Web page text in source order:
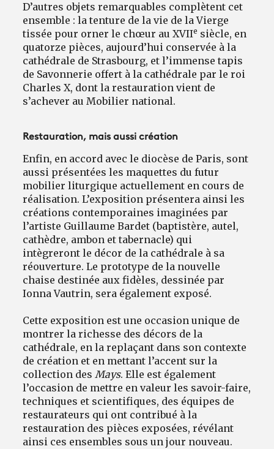
D’autres objets remarquables complètent cet
ensemble : la tenture de la vie de la Vierge
tissée pour orner le chœur au XVIIe siècle, en
quatorze pièces, aujourd’hui conservée à la
cathédrale de Strasbourg, et l’immense tapis
de Savonnerie offert à la cathédrale par le roi
Charles X, dont la restauration vient de
s’achever au Mobilier national.
Restauration, mais aussi création
Enfin, en accord avec le diocèse de Paris, sont
aussi présentées les maquettes du futur
mobilier liturgique actuellement en cours de
réalisation. L’exposition présentera ainsi les
créations contemporaines imaginées par
l’artiste Guillaume Bardet (baptistère, autel,
cathèdre, ambon et tabernacle) qui
intègreront le décor de la cathédrale à sa
réouverture. Le prototype de la nouvelle
chaise destinée aux fidèles, dessinée par
Ionna Vautrin, sera également exposé.
Cette exposition est une occasion unique de
montrer la richesse des décors de la
cathédrale, en la replaçant dans son contexte
de création et en mettant l’accent sur la
collection desMays. Elle est également
l’occasion de mettre en valeur les savoir-faire,
techniques et scientifiques, des équipes de
restaurateurs qui ont contribué à la
restauration des pièces exposées, révélant
ainsi ces ensembles sous un jour nouveau.